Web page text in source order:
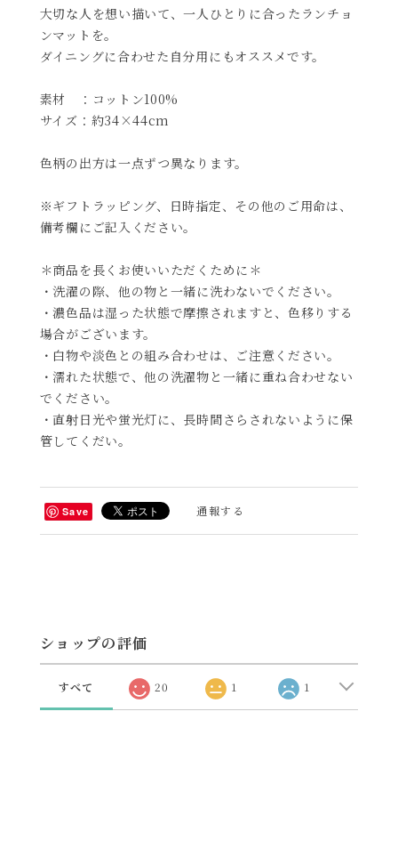
大切な人を想い描いて、一人ひとりに合ったランチョ
ンマットを。
ダイニングに合わせた自分用にもオススメです。
素材 ：コットン100%
サイズ：約34×44cm
色柄の出方は一点ずつ異なります。
※ギフトラッピング、日時指定、その他のご用命は、
備考欄にご記入ください。
＊商品を長くお使いいただくために＊
・洗濯の際、他の物と一緒に洗わないでください。
・濃色品は湿った状態で摩擦されますと、色移りする
場合がございます。
・白物や淡色との組み合わせは、ご注意ください。
・濡れた状態で、他の洗濯物と一緒に重ね合わせない
でください。
・直射日光や蛍光灯に、長時間さらされないように保
管してくだい。
Save 通報する
ショップの評価
すべて 20 1 1